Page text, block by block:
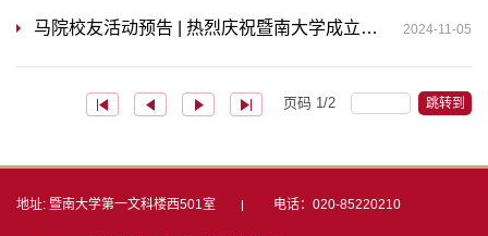
马院校友活动预告 | 热烈庆祝暨南大学成立118周年 2024-11-05
页码 1/2 跳转到
地址: 暨南大学第一文科楼西501室 电话：020-85220210